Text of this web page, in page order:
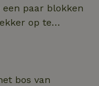
paar blokken
op te
Het
is voorzien
en de open
bos van